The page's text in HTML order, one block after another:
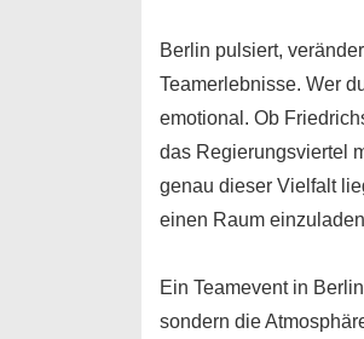
Berlin pulsiert,
Teamerlebnisse. Wer
emotional. Ob
das Regierungsviertel
genau dieser Vielfalt
einen Raum
Ein Teamevent in
sondern die